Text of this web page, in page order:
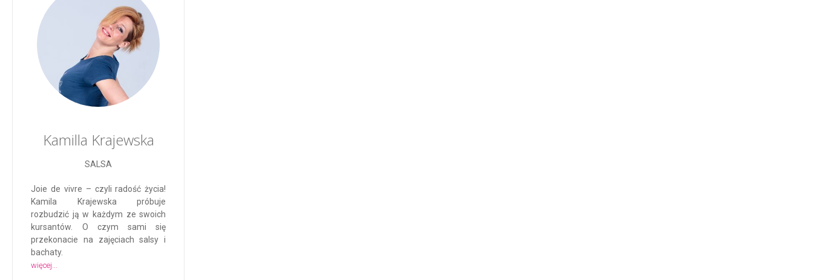
Kamilla Krajewska
SALSA
Joie de vivre – czyli radość życia!
Kamila Krajewska próbuje
rozbudzić ją w każdym ze swoich
kursantów. O czym sami się
przekonacie na zajęciach salsy i
bachaty.
więcej...